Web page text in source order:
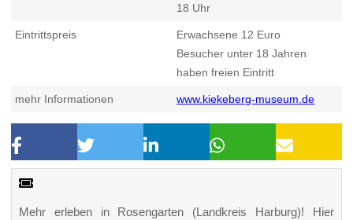
18 Uhr
Eintrittspreis
Erwachsene 12 Euro
Besucher unter 18 Jahren
haben freien Eintritt
mehr Informationen www.kiekeberg-museum.de
Mehr erleben in Rosengarten (Landkreis Harburg)! Hier